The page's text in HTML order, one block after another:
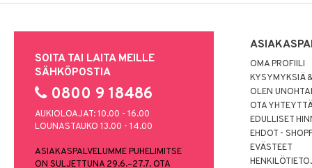
SOITA TAI LAITA MEILLE
SÄHKÖPOSTIA
0800 9 18486
AUKIOLOAJAT: 10.00 - 16.00
LOUNASTAUKO 13.00 - 14.00
ASIAKASPALVELUMME PUHELIMITSE
ON SULJETTUNA 29.6.–27.7. OTA
OMA PROFIILI
KYSYMYKSIÄ
OLEN
OTA
EDULLISET
EHDOT -
EVÄSTEET